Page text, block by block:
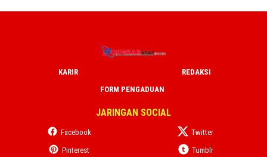
KARIR
REDAKSI
FORM PENGADUAN
JARINGAN SOCIAL
Facebook
Twitter
Pinterest
Tumblr